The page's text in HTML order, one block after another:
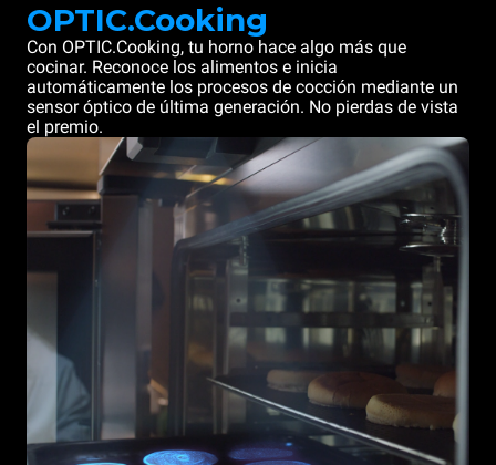
OPTIC.Cooking
Con OPTIC.Cooking, tu horno hace algo más que
cocinar. Reconoce los alimentos e inicia
automáticamente los procesos de cocción mediante un
sensor óptico de última generación. No pierdas de vista
el premio.